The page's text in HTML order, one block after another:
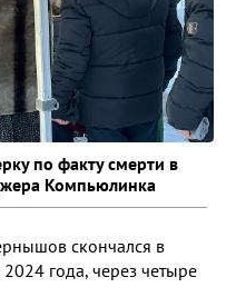
по факту смерти в
Компьюлинка
скончался в
года, через четыре